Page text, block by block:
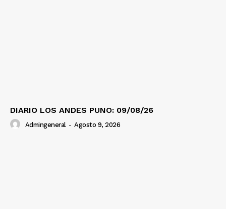
DIARIO LOS ANDES PUNO: 09/08/26
Admingeneral - Agosto 9, 2026